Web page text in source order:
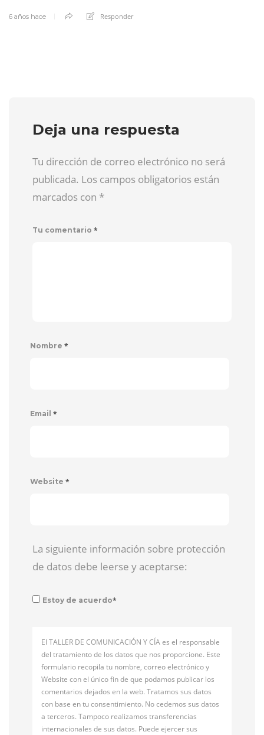
6 años hace Responder
Deja una respuesta
Tu dirección de correo electrónico no será
publicada. Los campos obligatorios están
marcados con *
Tu comentario *
Nombre *
Email *
Website *
La siguiente información sobre protección
de datos debe leerse y aceptarse:
Estoy de acuerdo*
El TALLER DE COMUNICACIÓN Y CÍA es el responsable
del tratamiento de los datos que nos proporcione. Este
formulario recopila tu nombre, correo electrónico y
Website con el único fin de que podamos publicar los
comentarios dejados en la web. Tratamos sus datos
con base en tu consentimiento. No cedemos sus datos
a terceros. Tampoco realizamos transferencias
internacionales de sus datos. Puede ejercer sus